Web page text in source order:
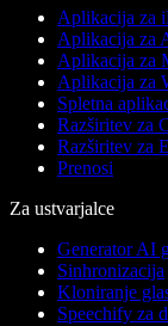
Aplikacija za
Aplikacija za
Aplikacija za
Aplikacija za
Spletna
Razširitev za
Razširitev za
Prenosi
Za ustvarjalce
Generator AI
Sinhronizacija
Kloniranje
Speechify za